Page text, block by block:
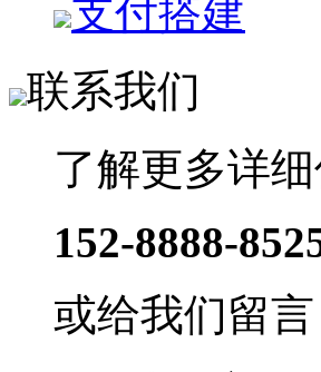
支付搭建
联系我们
了解更多详
152-8888-
或给我们留言